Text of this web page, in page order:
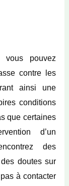
vous pouvez
contre les
ainsi une
conditions
que certaines
d’un
des
doutes sur
pas à contacter